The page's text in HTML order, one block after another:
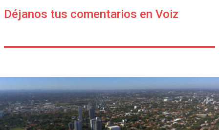
Déjanos tus comentarios en Voiz